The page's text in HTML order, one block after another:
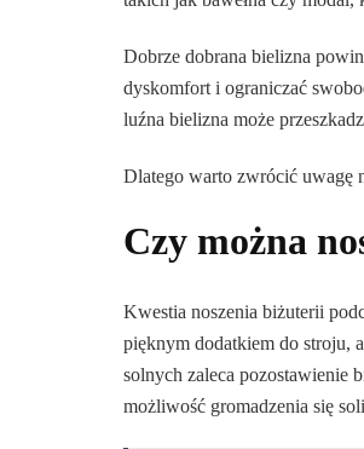
Dobrze dobrana bielizna
dyskomfort i ograniczać
luźna bielizna może
Dlatego warto zwrócić uwagę
Czy można
Kwestia noszenia biżuterii
pięknym dodatkiem do stroju,
solnych zaleca pozostawienie
możliwość gromadzenia się